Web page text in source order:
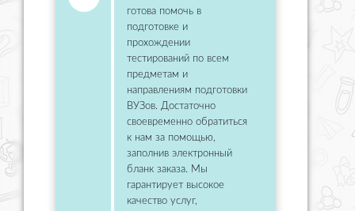
готова помочь в
подготовке и
прохождении
тестирований по всем
предметам и
направлениям подготовки
ВУЗов. Достаточно
своевременно обратиться
к нам за помощью,
заполнив электронный
бланк заказа. Мы
гарантирует высокое
качество услуг,